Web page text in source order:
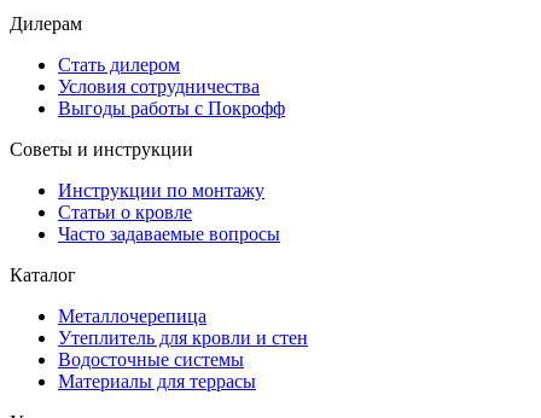
Дилерам
Стать дилером
Условия сотрудничества
Выгоды работы с Покрофф
Советы и инструкции
Инструкции по монтажу
Статьи о кровле
Часто задаваемые вопросы
Каталог
Металлочерепица
Утеплитель для кровли и стен
Водосточные системы
Материалы для террасы